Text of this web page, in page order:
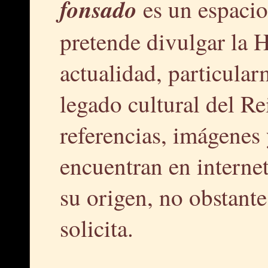
fonsado es un
pretende divulgar la
actualidad,
legado cultural del
referencias,
encuentran en
su origen, no
solicita.